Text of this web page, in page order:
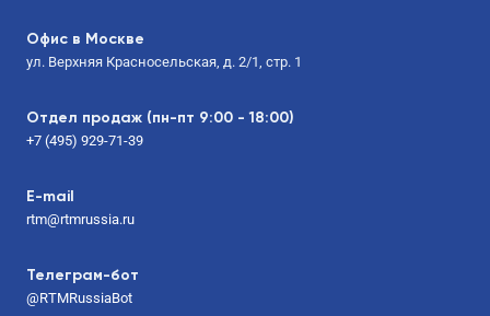
Офис в Москве
ул. Верхняя Красносельская, д. 2/1, стр. 1
Отдел продаж (пн-пт 9:00 - 18:00)
+7 (495) 929-71-39
E-mail
rtm@rtmrussia.ru
Телеграм-бот
@RTMRussiaBot